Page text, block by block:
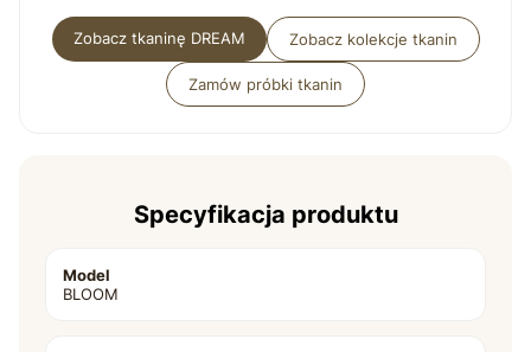
Zobacz tkaninę DREAM Zobacz kolekcje tkanin
Zamów próbki tkanin
Specyfikacja produktu
Model
BLOOM